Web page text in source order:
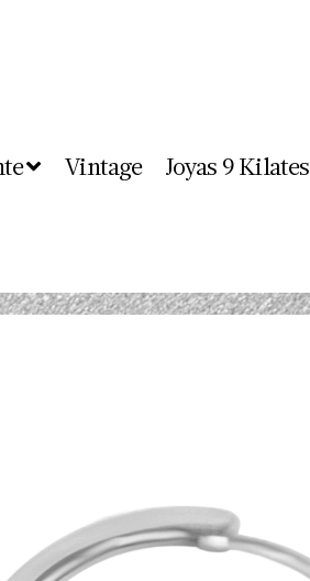
Vintage Joyas 9 Kilates